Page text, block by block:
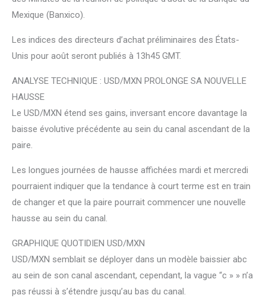
Mexique (Banxico).
Les indices des directeurs d’achat préliminaires des États-
Unis pour août seront publiés à 13h45 GMT.
ANALYSE TECHNIQUE : USD/MXN PROLONGE SA NOUVELLE
HAUSSE
Le USD/MXN étend ses gains, inversant encore davantage la
baisse évolutive précédente au sein du canal ascendant de la
paire.
Les longues journées de hausse affichées mardi et mercredi
pourraient indiquer que la tendance à court terme est en train
de changer et que la paire pourrait commencer une nouvelle
hausse au sein du canal.
GRAPHIQUE QUOTIDIEN USD/MXN
USD/MXN semblait se déployer dans un modèle baissier abc
au sein de son canal ascendant, cependant, la vague “c » » n’a
pas réussi à s’étendre jusqu’au bas du canal.